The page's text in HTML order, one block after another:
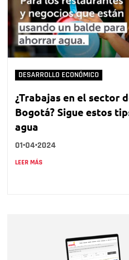
DESARROLLO ECONÓMICO
¿Trabajas en el sector
Bogotá? Sigue estos
agua
01•04•2024
LEER MÁS